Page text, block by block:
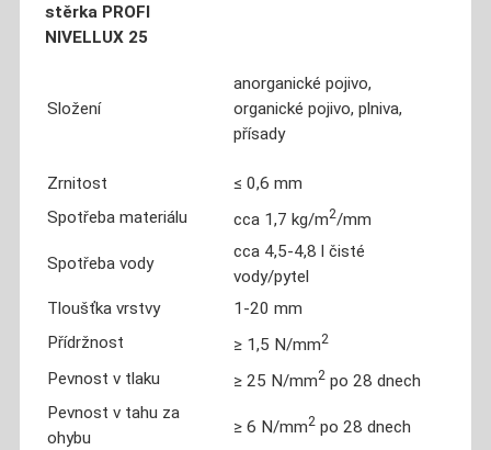
stěrka PROFI
NIVELLUX 25
Složení
anorganické pojivo,
organické pojivo, plniva,
přísady
Zrnitost
≤ 0,6 mm
Spotřeba materiálu
cca 1,7 kg/m2/mm
Spotřeba vody
cca 4,5-4,8 l čisté
vody/pytel
Tloušťka vrstvy
1-20 mm
Přídržnost
≥ 1,5 N/mm2
Pevnost v tlaku ≥ 25 N/mm2po 28 dnech
Pevnost v tahu za
ohybu
≥ 6 N/mm2po 28 dnech